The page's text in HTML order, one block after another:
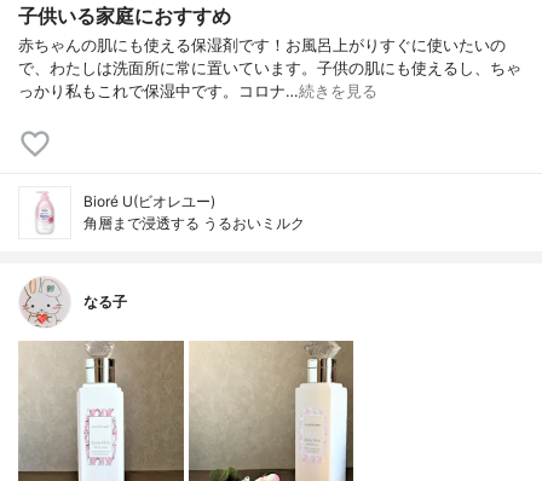
子供いる家庭におすすめ
赤ちゃんの肌にも使える保湿剤です！お風呂上がりすぐに使いたいの
で、わたしは洗面所に常に置いています。子供の肌にも使えるし、ちゃ
っかり私もこれで保湿中です。コロナ…続きを見る
Bioré U(ビオレユー)
角層まで浸透する うるおいミルク
なる子